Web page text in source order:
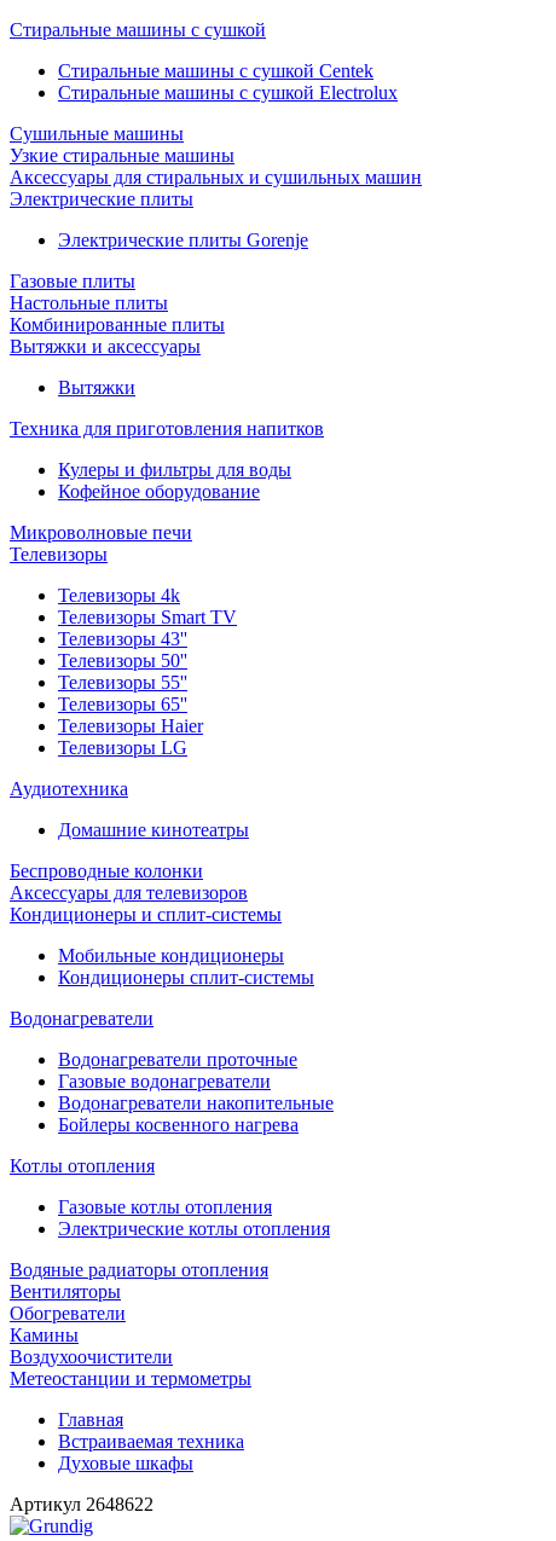
Стиральные машины с сушкой
Стиральные машины с сушкой Centek
Стиральные машины с сушкой Electrolux
Сушильные машины
Узкие стиральные машины
Аксессуары для стиральных и сушильных машин
Электрические плиты
Электрические плиты Gorenje
Газовые плиты
Настольные плиты
Комбинированные плиты
Вытяжки и аксессуары
Вытяжки
Техника для приготовления напитков
Кулеры и фильтры для воды
Кофейное оборудование
Микроволновые печи
Телевизоры
Телевизоры 4k
Телевизоры Smart TV
Телевизоры 43''
Телевизоры 50''
Телевизоры 55''
Телевизоры 65''
Телевизоры Haier
Телевизоры LG
Аудиотехника
Домашние кинотеатры
Беспроводные колонки
Аксессуары для телевизоров
Кондиционеры и сплит-системы
Мобильные кондиционеры
Кондиционеры сплит-системы
Водонагреватели
Водонагреватели проточные
Газовые водонагреватели
Водонагреватели накопительные
Бойлеры косвенного нагрева
Котлы отопления
Газовые котлы отопления
Электрические котлы отопления
Водяные радиаторы отопления
Вентиляторы
Обогреватели
Камины
Воздухоочистители
Метеостанции и термометры
Главная
Встраиваемая техника
Духовые шкафы
Артикул 2648622